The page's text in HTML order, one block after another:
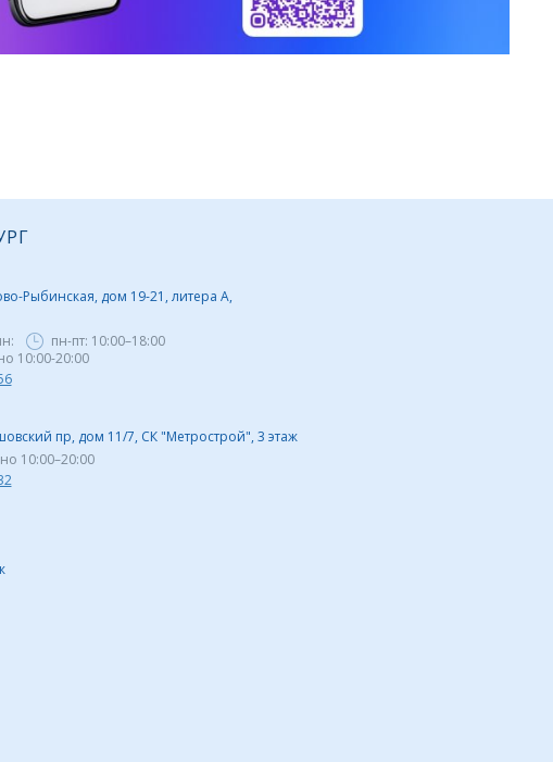
Рыбинская, дом 19-21, литера А,
пн-пт: 10:00–18:00
10:00-20:00
пр, дом 11/7, СК "Метрострой", 3 этаж
10:00–20:00